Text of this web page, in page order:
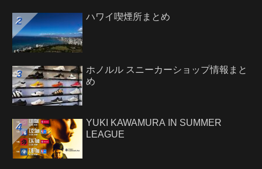
ハワイ喫煙所まとめ
ホノルル スニーカーショップ情報まと
め
YUKI KAWAMURA IN SUMMER
LEAGUE